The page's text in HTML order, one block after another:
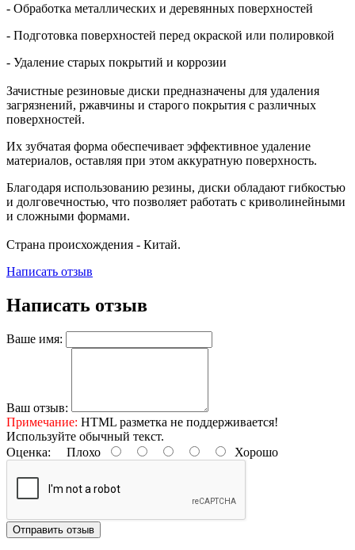
- Обработка металлических и деревянных поверхностей
- Подготовка поверхностей перед окраской или полировкой
- Удаление старых покрытий и коррозии
Зачистные резиновые диски предназначены для удаления
загрязнений, ржавчины и старого покрытия с различных
поверхностей.
Их зубчатая форма обеспечивает эффективное удаление
материалов, оставляя при этом аккуратную поверхность.
Благодаря использованию резины, диски обладают гибкостью
и долговечностью, что позволяет работать с криволинейными
и сложными формами.
Страна происхождения - Китай.
Написать отзыв
Написать отзыв
Ваше имя:
Ваш отзыв:
Примечание: HTML разметка не поддерживается!
Используйте обычный текст.
Оценка: Плохо Хорошо
Отправить отзыв